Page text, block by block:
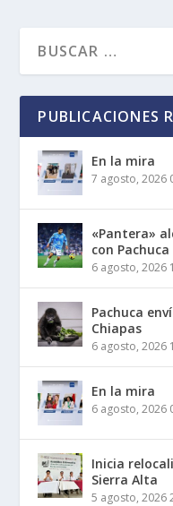
PUBLICACIONES
En la mira
7 agosto, 2026
«Pantera»
con Pachuca
6 agosto, 2026
Pachuca
Chiapas
6 agosto, 2026
En la mira
6 agosto, 2026
Inicia
Sierra Alta
5 agosto, 2026